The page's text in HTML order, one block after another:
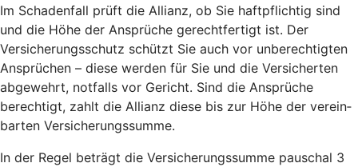
Im Schaden­fall prüft die Allianz, ob Sie haft­pflichtig sind
und die Höhe der An­sprüche gerecht­fertigt ist. Der
Versicherungs­schutz schützt Sie auch vor un­berechtigten
Ansprüchen – diese werden für Sie und die Versicherten
abgewehrt, notfalls vor Gericht. Sind die Ansprüche
berechtigt, zahlt die Allianz diese bis zur Höhe der verein­
barten Versicherungs­summe.
In der Regel beträgt die Versicherungs­summe pauschal 3